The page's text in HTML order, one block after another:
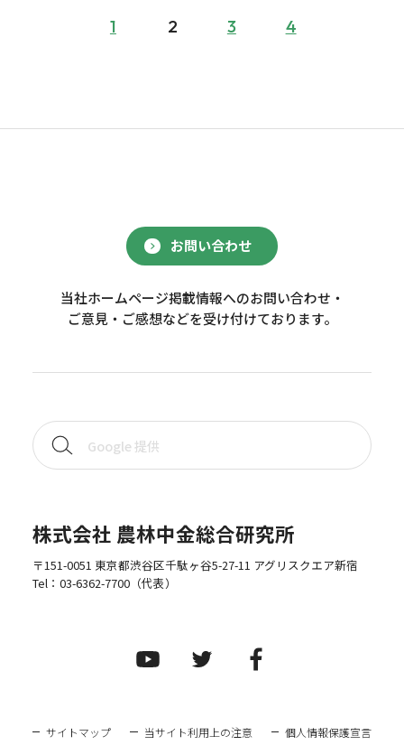
1 2 3 4
お問い合わせ
当社ホームページ掲載情報へのお問い合わせ・
ご意見・ご感想などを受け付けております。
株式会社 農林中金総合研究所
〒151-0051 東京都渋谷区千駄ヶ谷5-27-11 アグリスクエア新宿
Tel： 03-6362-7700（代表）
サイトマップ 当サイト利用上の注意 個人情報保護宣言